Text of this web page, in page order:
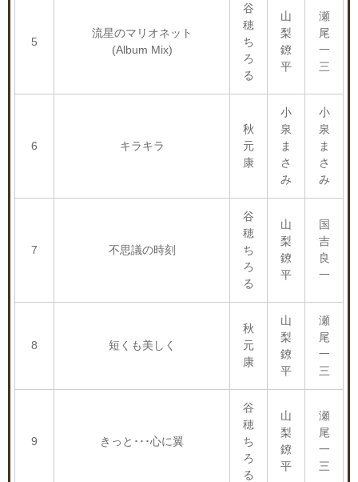
5
流星のマリオネット
(Album Mix)
谷
穂
ち
ろ
る
山
梨
鐐
平
瀬
尾
一
三
6 キラキラ
秋
元
康
小
泉
ま
さ
み
小
泉
ま
さ
み
7 不思議の時刻
谷
穂
ち
ろ
る
山
梨
鐐
平
国
吉
良
一
8 短くも美しく
秋
元
康
山
梨
鐐
平
瀬
尾
一
三
9 きっと･･･心に翼
谷
穂
ち
ろ
る
山
梨
鐐
平
瀬
尾
一
三